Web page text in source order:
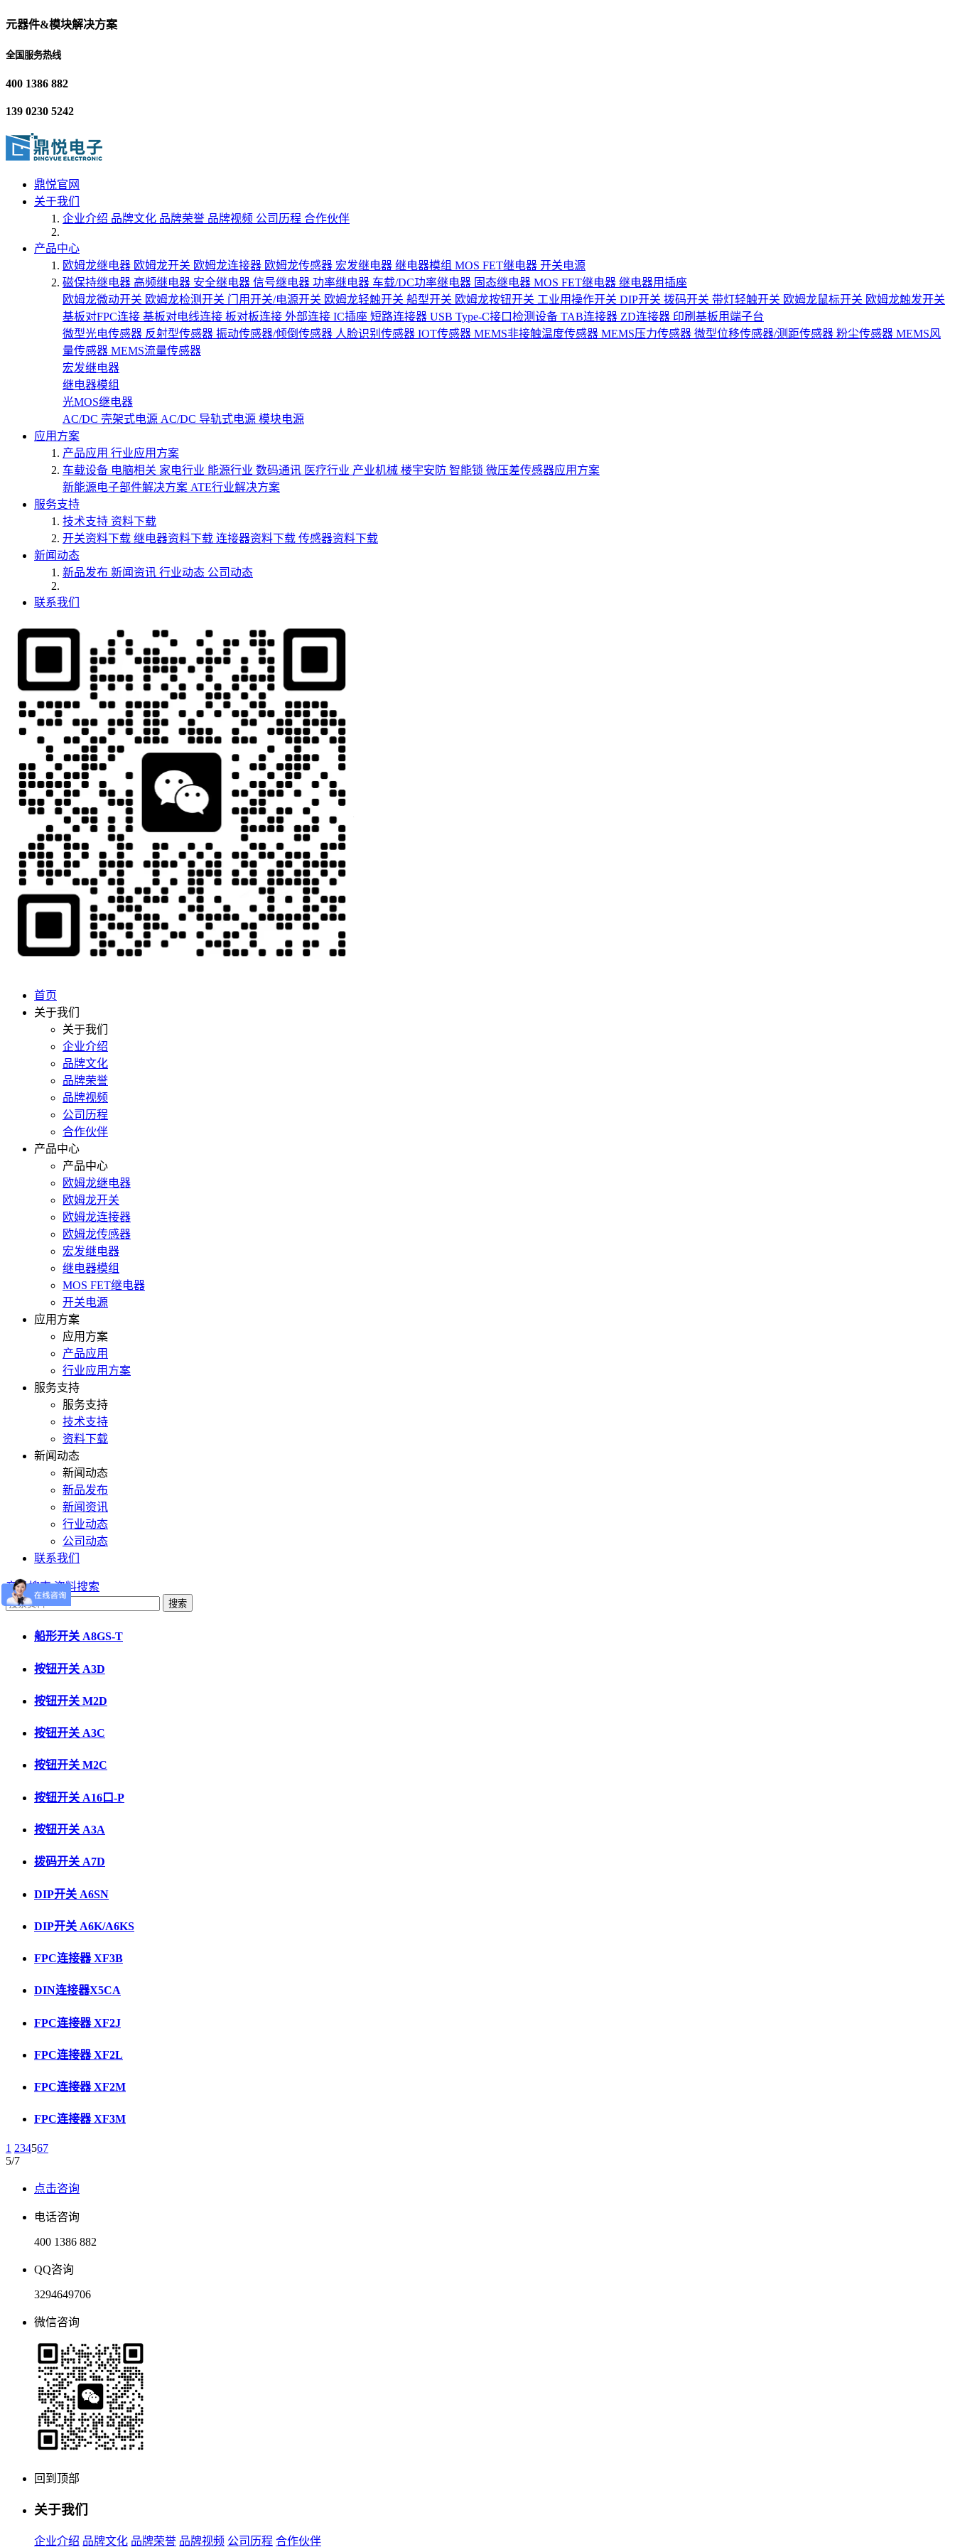
元器件&模块解决方案
全国服务热线
400 1386 882
139 0230 5242
鼎悦官网
关于我们
企业介绍 品牌文化 品牌荣誉 品牌视频 公司历程 合作伙伴
产品中心
欧姆龙继电器 欧姆龙开关 欧姆龙连接器 欧姆龙传感器 宏发继电器 继电器模组 MOS FET继电器 开关电源
磁保持继电器 高频继电器 安全继电器 信号继电器 功率继电器 车载/DC功率继电器 固态继电器 MOS FET继电器 继电器用插座
欧姆龙微动开关 欧姆龙检测开关 门用开关/电源开关 欧姆龙轻触开关 船型开关 欧姆龙按钮开关 工业用操作开关 DIP开关 拨码开关 带灯轻触开关 欧姆龙鼠标开关 欧姆龙触发开关
基板对FPC连接 基板对电线连接 板对板连接 外部连接 IC插座 短路连接器 USB Type-C接口检测设备 TAB连接器 ZD连接器 印刷基板用端子台
微型光电传感器 反射型传感器 振动传感器/倾倒传感器 人脸识别传感器 IOT传感器 MEMS非接触温度传感器 MEMS压力传感器 微型位移传感器/测距传感器 粉尘传感器 MEMS风
量传感器 MEMS流量传感器
宏发继电器
继电器模组
光MOS继电器
AC/DC 壳架式电源 AC/DC 导轨式电源 模块电源
应用方案
产品应用 行业应用方案
车载设备 电脑相关 家电行业 能源行业 数码通讯 医疗行业 产业机械 楼宇安防 智能锁 微压差传感器应用方案
新能源电子部件解决方案 ATE行业解决方案
服务支持
技术支持 资料下载
开关资料下载 继电器资料下载 连接器资料下载 传感器资料下载
新闻动态
新品发布 新闻资讯 行业动态 公司动态
联系我们
首页
关于我们
关于我们
企业介绍
品牌文化
品牌荣誉
品牌视频
公司历程
合作伙伴
产品中心
产品中心
欧姆龙继电器
欧姆龙开关
欧姆龙连接器
欧姆龙传感器
宏发继电器
继电器模组
MOS FET继电器
开关电源
应用方案
应用方案
产品应用
行业应用方案
服务支持
服务支持
技术支持
资料下载
新闻动态
新闻动态
新品发布
新闻资讯
行业动态
公司动态
联系我们
产品搜索 资料搜索
船形开关 A8GS-T
按钮开关 A3D
按钮开关 M2D
按钮开关 A3C
按钮开关 M2C
按钮开关 A16口-P
按钮开关 A3A
拨码开关 A7D
DIP开关 A6SN
DIP开关 A6K/A6KS
FPC连接器 XF3B
DIN连接器X5CA
FPC连接器 XF2J
FPC连接器 XF2L
FPC连接器 XF2M
FPC连接器 XF3M
1 234567
5/7
点击咨询
电话咨询
400 1386 882
QQ咨询
3294649706
微信咨询
回到顶部
关于我们
企业介绍 品牌文化 品牌荣誉 品牌视频 公司历程 合作伙伴